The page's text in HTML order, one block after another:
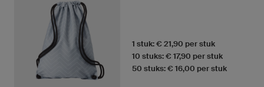
1 stuk: € 21,90 per stuk
10 stuks: € 17,90 per stuk
50 stuks: € 16,00 per stuk